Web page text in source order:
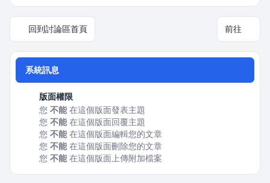
回到討論區首頁 前往
系統訊息
版面權限
您 不能在這個版面發表主題
您 不能在這個版面回覆主題
您 不能在這個版面編輯您的文章
您 不能在這個版面刪除您的文章
您 不能在這個版面上傳附加檔案